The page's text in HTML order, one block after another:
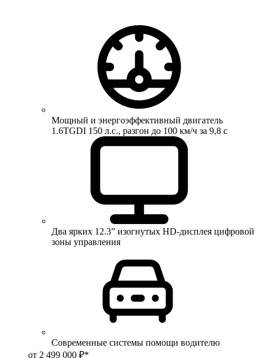
Мощный и энергоэффективный двигатель
1.6TGDI 150 л.с., разгон до 100 км/ч за 9,8 с
Два ярких 12.3” изогнутых HD-дисплея цифровой
зоны управления
Современные системы помощи водителю
от 2 499 000 ₽*